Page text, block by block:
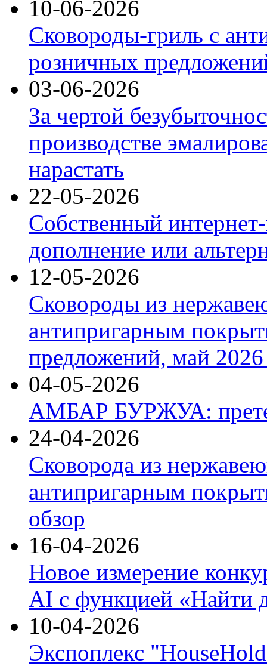
10-06-2026
Сковороды-гриль с
розничных
03-06-2026
За чертой
производстве
нарастать
22-05-2026
Собственный
дополнение или
12-05-2026
Сковороды из
антипригарным
предложений, май 2026
04-05-2026
АМБАР БУРЖУА:
24-04-2026
Сковорода из
антипригарным
обзор
16-04-2026
Новое измерение
AI с функцией «Найти
10-04-2026
Экспоплекс